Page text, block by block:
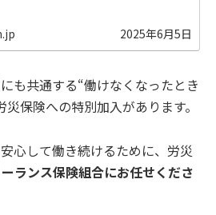
2025年6月5日
も共通する“働けなくなったとき
保険への特別加入があります。
心して働き続けるために、労災
ーランス保険組合にお任せくださ